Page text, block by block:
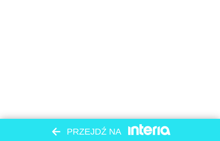
PRZEJDŹ NA